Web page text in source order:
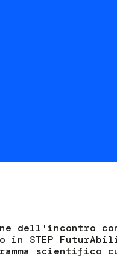
dell'incontro
in STEP
scientifico